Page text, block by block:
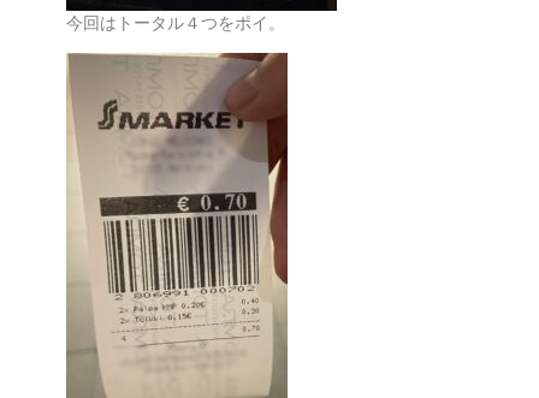
今回はトータル４つをポイ。